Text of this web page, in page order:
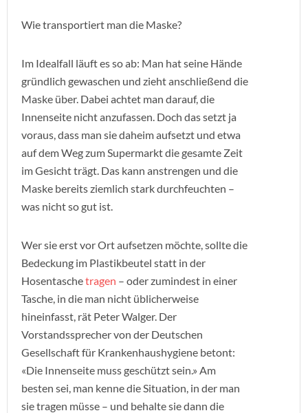
Wie transportiert man die Maske?
Im Idealfall läuft es so ab: Man hat seine Hände
gründlich gewaschen und zieht anschließend die
Maske über. Dabei achtet man darauf, die
Innenseite nicht anzufassen. Doch das setzt ja
voraus, dass man sie daheim aufsetzt und etwa
auf dem Weg zum Supermarkt die gesamte Zeit
im Gesicht trägt. Das kann anstrengen und die
Maske bereits ziemlich stark durchfeuchten –
was nicht so gut ist.
Wer sie erst vor Ort aufsetzen möchte, sollte die
Bedeckung im Plastikbeutel statt in der
Hosentaschetragen – oder zumindest in einer
Tasche, in die man nicht üblicherweise
hineinfasst, rät Peter Walger. Der
Vorstandssprecher von der Deutschen
Gesellschaft für Krankenhaushygiene betont:
«Die Innenseite muss geschützt sein.» Am
besten sei, man kenne die Situation, in der man
sie tragen müsse – und behalte sie dann die